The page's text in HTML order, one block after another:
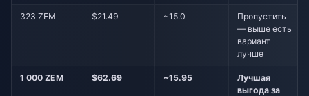
323 ZEM $21.49 ~15.0
Пропустить
— выше есть
вариант
лучше
1 000 ZEM $62.69 ~15.95
Лучшая
выгода за